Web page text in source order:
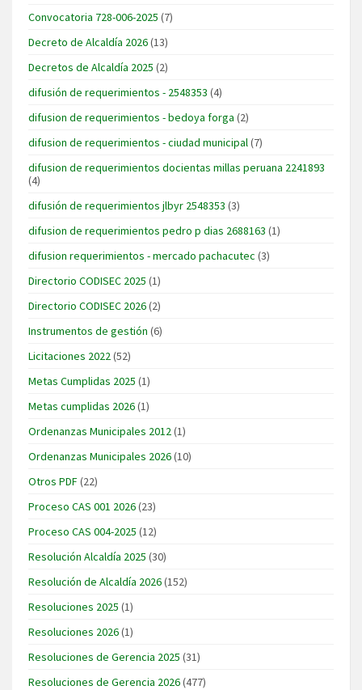
Convocatoria 728-006-2025 (7)
Decreto de Alcaldía 2026(13)
Decretos de Alcaldía 2025 (2)
difusión de requerimientos - 2548353 (4)
difusion de requerimientos - bedoya forga (2)
difusion de requerimientos - ciudad municipal(7)
difusion de requerimientos docientas millas peruana 2241893
(4)
difusión de requerimientos jlbyr 2548353 (3)
difusion de requerimientos pedro p dias 2688163 (1)
difusion requerimientos - mercado pachacutec (3)
Directorio CODISEC 2025 (1)
Directorio CODISEC 2026(2)
Instrumentos de gestión (6)
Licitaciones 2022(52)
Metas Cumplidas 2025 (1)
Metas cumplidas 2026(1)
Ordenanzas Municipales 2012(1)
Ordenanzas Municipales 2026(10)
Otros PDF(22)
Proceso CAS 001 2026(23)
Proceso CAS 004-2025 (12)
Resolución Alcaldía 2025 (30)
Resolución de Alcaldía 2026(152)
Resoluciones 2025 (1)
Resoluciones 2026(1)
Resoluciones de Gerencia 2025 (31)
Resoluciones de Gerencia 2026(477)